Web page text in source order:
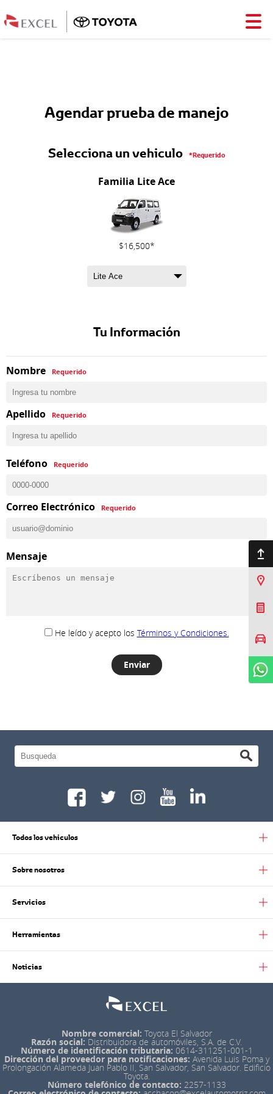
Agendar prueba de manejo
Selecciona un vehiculo *Requerido
Familia Lite Ace
$16,500*
Tu Información
Nombre Requerido
Apellido Requerido
Teléfono Requerido
Correo Electrónico Requerido
Mensaje
He leído y acepto los Términos y Condiciones.
Todos los vehiculos
Sobre nosotros
Servicios
Herramientas
Noticias
Nombre comercial: Toyota El Salvador
Razón social: Distribuidora de automóviles, S.A. de C.V.
Número de identificación tributaria: 0614-311251-001-1
Dirección del proveedor para notificaciones: Avenida Luis Poma y
Prolongación Alameda Juan Pablo II, San Salvador, San Salvador. Edificio
Toyota.
Número telefónico de contacto: 2257-1133
Agendar prueba de
WhatsApp